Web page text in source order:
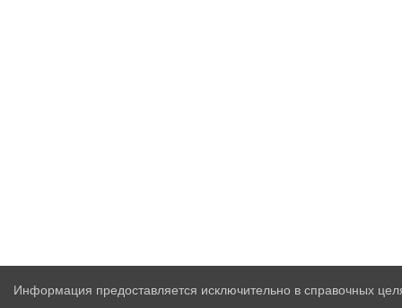
Информация предоставляется исключительно в справочных